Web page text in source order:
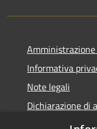
Informativa
Note legali
Dichiarazione di
Meccanismo di